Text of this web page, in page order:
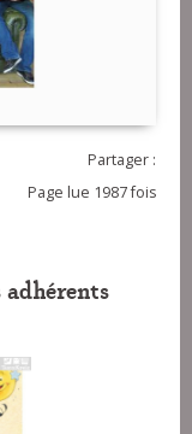
Partager :
Page lue 1987 fois
adhérents